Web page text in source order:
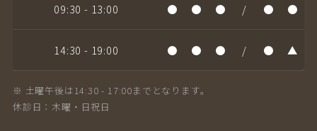
09:30 - 13:00 ● ● ● / ● ●
14:30 - 19:00 ● ● ● / ● ▲
※ 土曜午後は14:30 - 17:00までとなります。
休診日：木曜・日祝日